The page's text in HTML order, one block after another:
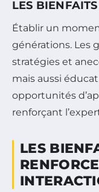
LES
Établir un
générations. Les
stratégies et
mais aussi
opportunités
renforçant
LES